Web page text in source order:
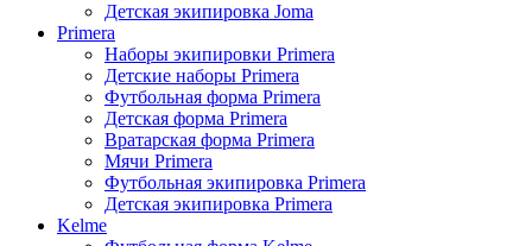
Детская экипировка Joma
Primera
Наборы экипировки Primera
Детские наборы Primera
Футбольная форма Primera
Детская форма Primera
Вратарская форма Primera
Мячи Primera
Футбольная экипировка Primera
Детская экипировка Primera
Kelme